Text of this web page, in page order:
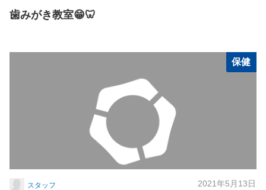
歯みがき教室😁🦷
保健
スタッフ 2021年5月13日